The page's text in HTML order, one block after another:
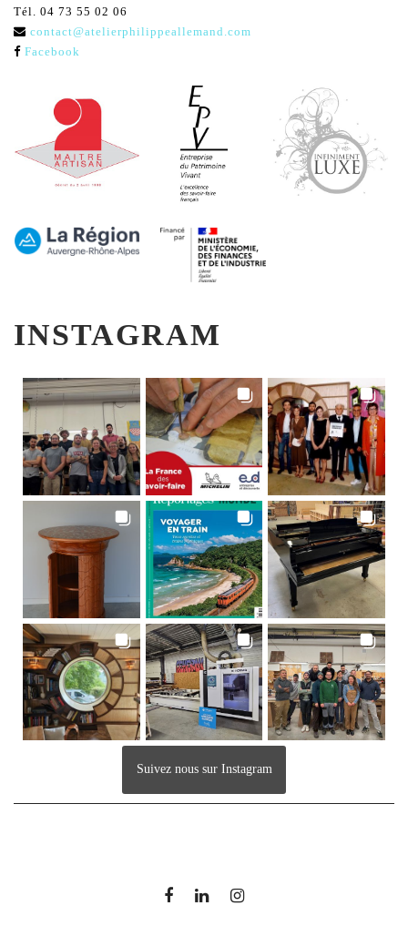
Tél. 04 73 55 02 06
contact@atelierphilippeallemand.com
Facebook
INSTAGRAM
Suivez nous sur Instagram